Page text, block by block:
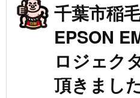
千葉市稲
EPSON
ロジェク
頂きまし